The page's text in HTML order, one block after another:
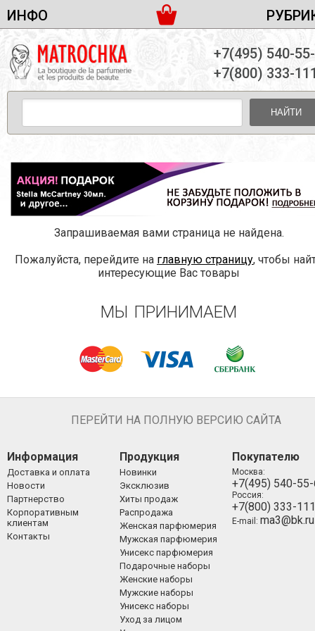
ИНФО
ДОСТАВКА И ОПЛАТА
ПАРТНЕРСТВО
КОНТАКТЫ
ЖЕНСКАЯ ПАРФЮМЕРИЯ
МУЖСКАЯ ПАРФЮМЕРИЯ
УНИСЕКС ПАРФЮМЕРИЯ
ЖЕНСКИЕ НАБОРЫ
МУЖСКИЕ НАБОРЫ
УНИСЕКС НАБОРЫ
УХОД ЗА ЛИЦОМ
УХОД ЗА ТЕЛОМ
ДЕКОРАТИВНАЯ КОСМЕТИКА
+7(495) 540-
+7(800) 333-
НАЙТИ
Запрашиваемая вами страница не найдена.
Пожалуйста, перейдите на главную страницу, чтобы
интересующие Вас товары
МЫ ПРИНИМАЕМ
ПЕРЕЙТИ НА ПОЛНУЮ ВЕРСИЮ САЙТА
Информация
Доставка и оплата
Новости
Партнерство
Корпоративным
клиентам
Контакты
Продукция
Новинки
Эксклюзив
Хиты продаж
Распродажа
Женская парфюмерия
Мужская парфюмерия
Унисекс парфюмерия
Подарочные наборы
Женские наборы
Мужские наборы
Унисекс наборы
Уход за лицом
Покупателю
Москва:
+7(495) 540-
Россия:
+7(800) 333-
E-mail: ma3@bk.ru